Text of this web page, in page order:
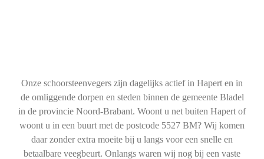
Onze schoorsteenvegers zijn dagelijks actief in Hapert en in
de omliggende dorpen en steden binnen de gemeente Bladel
in de provincie Noord-Brabant. Woont u net buiten Hapert of
woont u in een buurt met de postcode 5527 BM? Wij komen
daar zonder extra moeite bij u langs voor een snelle en
betaalbare veegbeurt. Onlangs waren wij nog bij een vaste